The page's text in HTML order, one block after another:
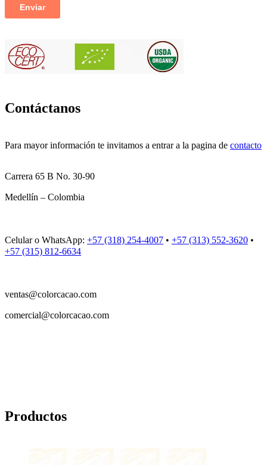
Contáctanos
Para mayor información te invitamos a entrar a la pagina de contacto
Carrera 65 B No. 30-90
Medellín – Colombia
Celular o WhatsApp: +57 (318) 254-4007 • +57 (313) 552-3620 •
+57 (315) 812-6634
ventas@colorcacao.com
comercial@colorcacao.com
Productos